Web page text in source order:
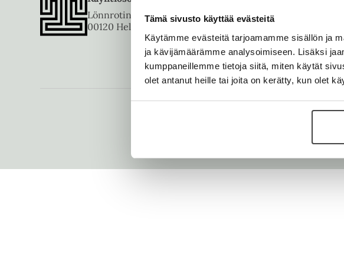
Tämä sivusto käyttää evästeitä
Käytämme evästeitä tarjoamamme sisällön ja
ja kävijämäärämme analysoimiseen. Lisäksi
kumppaneillemme tietoja siitä, miten käytät
olet antanut heille tai joita on kerätty, kun olet
Lönnrotinkatu 18 A
00120 Helsinki
PL 1259
00101 Helsinki
010 5060 300